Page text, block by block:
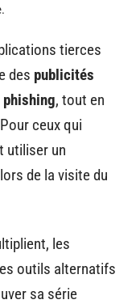
tierces
des publicités
phishing, tout en
ceux qui
utiliser un
de la visite du
les
outils alternatifs
sa série